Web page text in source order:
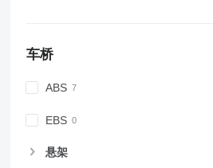
车桥
ABS
EBS
悬架